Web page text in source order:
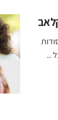
"הסודות
...